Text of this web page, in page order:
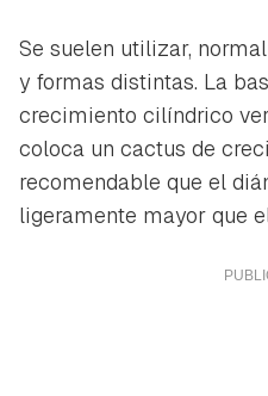
Se suelen utilizar,
y formas distintas. La
crecimiento cilíndrico
coloca un cactus de
recomendable que el
ligeramente mayor que